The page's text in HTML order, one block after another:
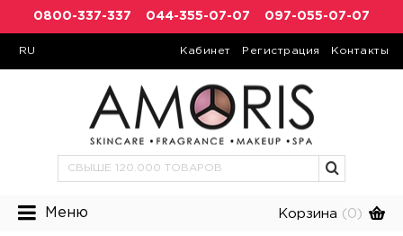
0800-337-337 044-355-07-07 097-055-07-07
RU Кабинет Регистрация Контакты
Меню Корзина (0)